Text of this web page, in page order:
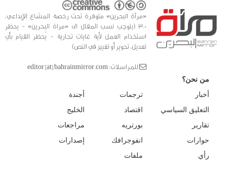
«مرآة البحرين» متوفرة تحت رخصة المشاع الإبداعي،
3.0 (يتوجب نسب المقال الى «مراة البحرين» - يحظر
استخدام العمل لأية غايات تجارية - يُحظر القيام بأي
تعديل، تحوير أو تغيير في النص)
للمراسلات: editor [at] bahrainmirror.com
من نحن؟
أخبار
التعليق السياسي
تقارير
حوارات
رأي
ترجمات
اقتصاد
بورتريه
انفوجرافك
ملفات
أجندة
الخليج
مراجعات
إصدارات